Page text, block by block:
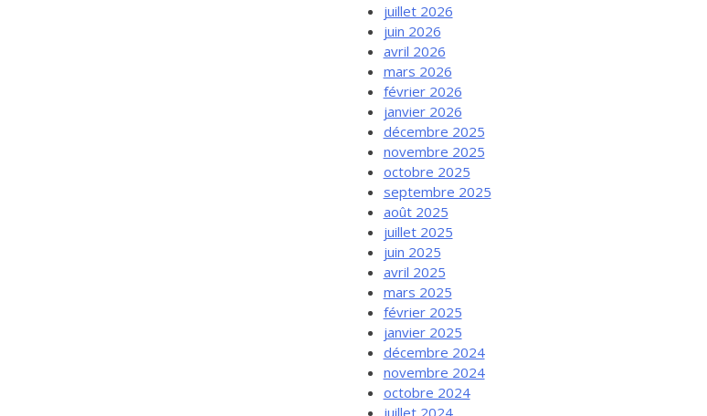
juillet 2026
juin 2026
avril 2026
mars 2026
février 2026
janvier 2026
décembre 2025
novembre 2025
octobre 2025
septembre 2025
août 2025
juillet 2025
juin 2025
avril 2025
mars 2025
février 2025
janvier 2025
décembre 2024
novembre 2024
octobre 2024
juillet 2024